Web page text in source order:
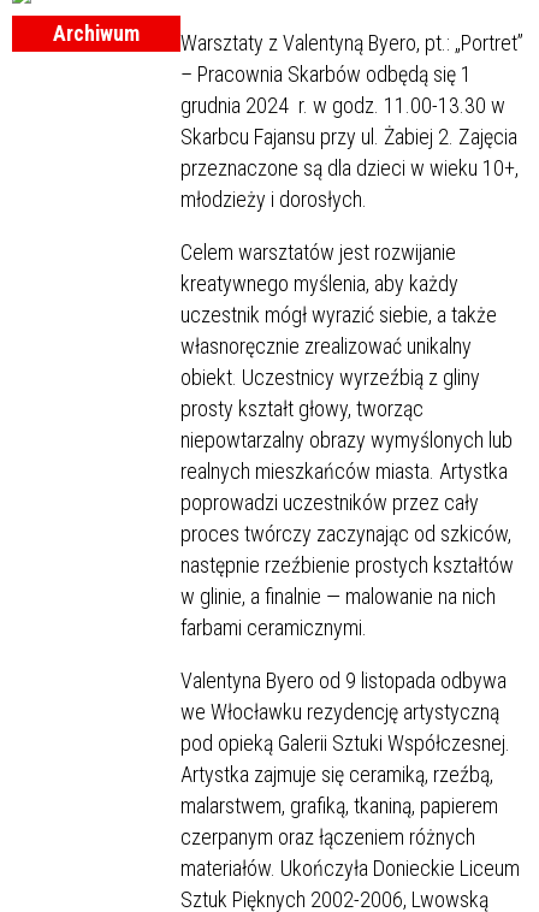
Archiwum
Warsztaty z Valentyną Byero, pt.: „Portret”
– Pracownia Skarbów odbędą się 1
grudnia 2024 r. w godz. 11.00-13.30 w
Skarbcu Fajansu przy ul. Żabiej 2. Zajęcia
przeznaczone są dla dzieci w wieku 10+,
młodzieży i dorosłych.
Celem warsztatów jest rozwijanie
kreatywnego myślenia, aby każdy
uczestnik mógł wyrazić siebie, a także
własnoręcznie zrealizować unikalny
obiekt. Uczestnicy wyrzeźbią z gliny
prosty kształt głowy, tworząc
niepowtarzalny obrazy wymyślonych lub
realnych mieszkańców miasta. Artystka
poprowadzi uczestników przez cały
proces twórczy zaczynając od szkiców,
następnie rzeźbienie prostych kształtów
w glinie, a finalnie — malowanie na nich
farbami ceramicznymi.
Valentyna Byero od 9 listopada odbywa
we Włocławku rezydencję artystyczną
pod opieką Galerii Sztuki Współczesnej.
Artystka zajmuje się ceramiką, rzeźbą,
malarstwem, grafiką, tkaniną, papierem
czerpanym oraz łączeniem różnych
materiałów. Ukończyła Donieckie Liceum
Sztuk Pięknych 2002-2006, Lwowską